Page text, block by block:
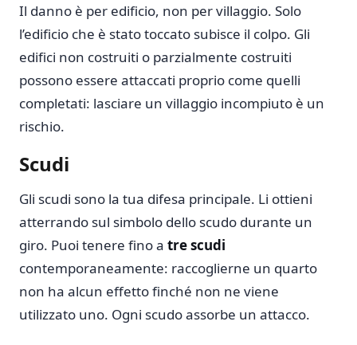
Il danno è per edificio, non per villaggio. Solo
l’edificio che è stato toccato subisce il colpo. Gli
edifici non costruiti o parzialmente costruiti
possono essere attaccati proprio come quelli
completati: lasciare un villaggio incompiuto è un
rischio.
Scudi
Gli scudi sono la tua difesa principale. Li ottieni
atterrando sul simbolo dello scudo durante un
giro. Puoi tenere fino a tre scudi
contemporaneamente: raccoglierne un quarto
non ha alcun effetto finché non ne viene
utilizzato uno. Ogni scudo assorbe un attacco.